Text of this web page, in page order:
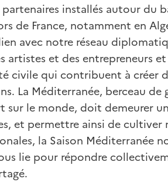
installés autour du
de France, notamment en
avec notre réseau
artistes et des entrepreneurs
civile qui contribuent à créer
La Méditerranée, berceau de
le monde, doit demeurer
et permettre ainsi de
la Saison Méditerranée
lie pour répondre